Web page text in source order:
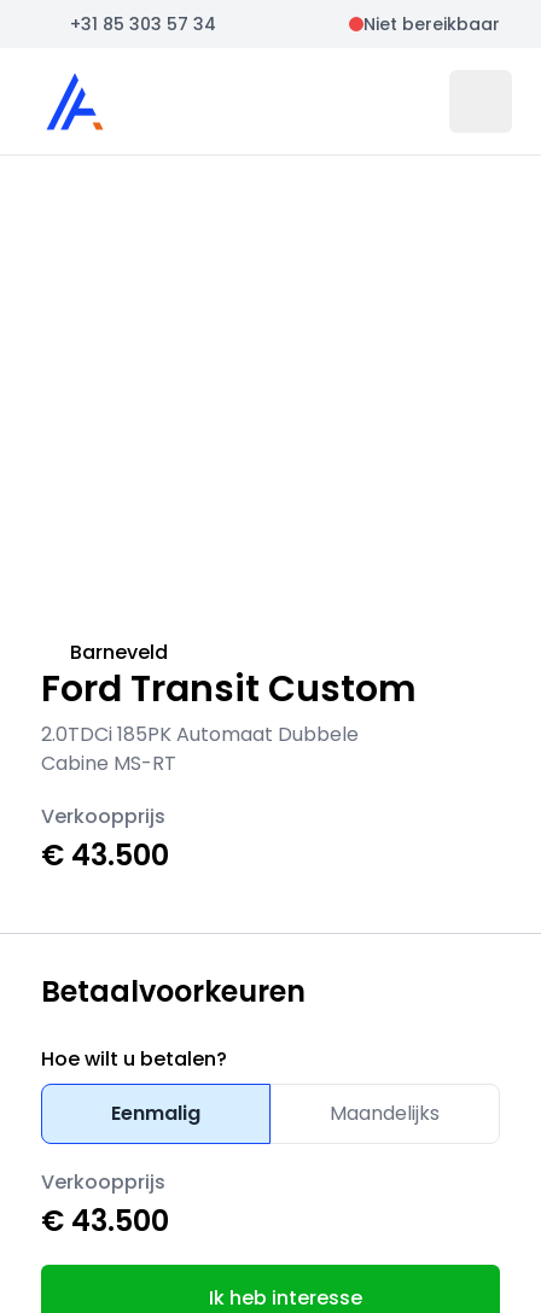
+31 85 303 57 34 Niet bereikbaar
Auto Atlas
Ford Transit Custom
2.0TDCi 185PK Automaat Dubbele
Cabine MS-RT
Barneveld
Verkoopprijs
€ 43.500
Betaalvoorkeuren
Hoe wilt u betalen?
Eenmalig
Maandelijks
Verkoopprijs
€ 43.500
Ik heb interesse